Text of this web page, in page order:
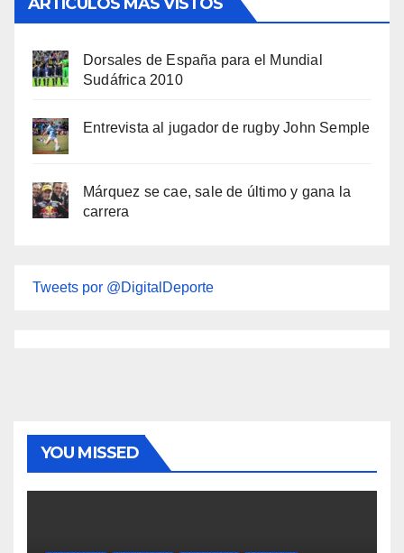
ARTÍCULOS MÁS VISTOS
Dorsales de España para el Mundial
Sudáfrica 2010
Entrevista al jugador de rugby John Semple
Márquez se cae, sale de último y gana la
carrera
Tweets por @DigitalDeporte
YOU MISSED